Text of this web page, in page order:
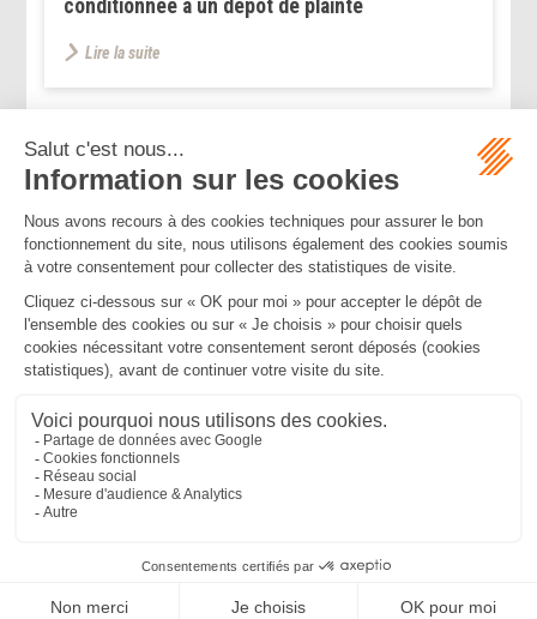
conditionnée à un dépôt de plainte
Lire la suite
<< < ... 223
>>
Mentions légalesPolitique de confidentialitéPolitique de cookies
Plan du site
MBA ET ASSOCIÉS
235 Rue Helene Boucher, 34170 CASTELNAU LE LEZ
Bureau secondaire à Cannes
SEPTEO DIGITAL & SERVICES © 2022